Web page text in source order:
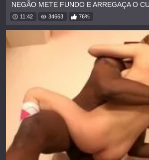
NEGÃO METE FUNDO E ARREGAÇA O
11:42 34663 76%